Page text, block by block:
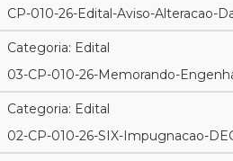
CP-010-26-Edital-Aviso-Alteracao-
Categoria: Edital
03-CP-010-26-Memorando-
Categoria: Edital
02-CP-010-26-SIX-Impugnacao-